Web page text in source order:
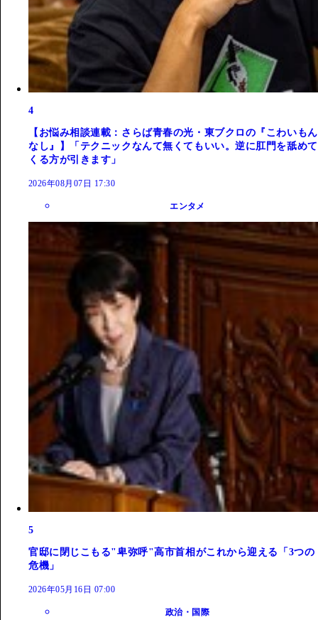
4
【お悩み相談連載：さらば青春の光・東ブクロの『こわいもん
なし』】「テクニックなんて無くてもいい。逆に肛門を舐めて
くる方が引きます」
2026年08月07日 17:30
エンタメ
5
官邸に閉じこもる"卑弥呼"高市首相がこれから迎える「3つの
危機」
2026年05月16日 07:00
政治・国際